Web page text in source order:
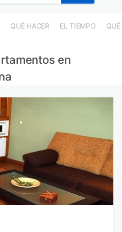
QUÉ HACER EL TIEMPO QUÉ
en